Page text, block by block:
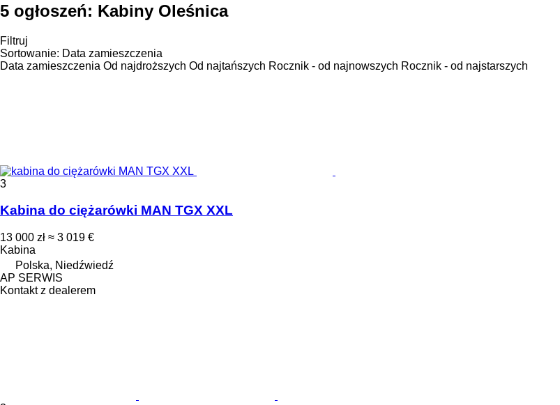
5 ogłoszeń: Kabiny Oleśnica
Filtruj
Sortowanie: Data zamieszczenia
Data zamieszczenia Od najdroższych Od najtańszych Rocznik - od najnowszych Rocznik - od najstarszych
3
Kabina do ciężarówki MAN TGX XXL
13 000 zł ≈ 3 019 €
Kabina
Polska, Niedźwiedź
AP SERWIS
Kontakt z dealerem